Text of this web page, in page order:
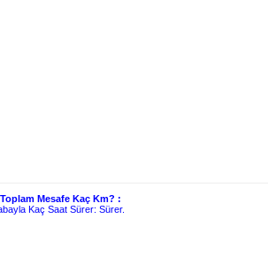
Mesafe Kaç Km? :
Kaç Saat Sürer:Sürer.